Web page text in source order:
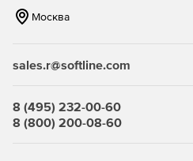
Москва
sales.r@softline.com
8 (495) 232-00-60
8 (800) 200-08-60